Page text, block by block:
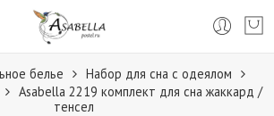
белье
Набор для сна с одеялом
Asabella 2219 комплект для сна жаккард /
тенсел